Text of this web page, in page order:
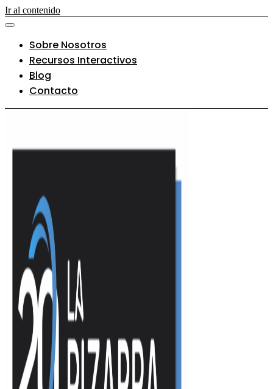
Ir al contenido
Sobre Nosotros
Recursos Interactivos
Blog
Contacto